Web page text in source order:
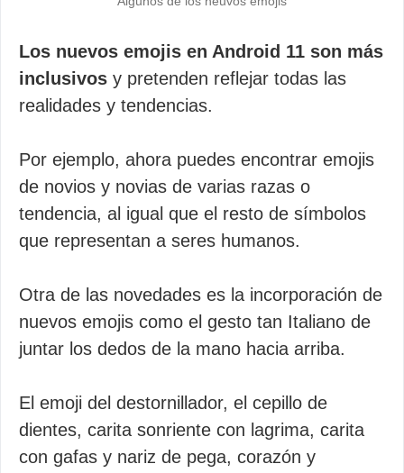
Los nuevos emojis en Android 11 son más
inclusivos y pretenden reflejar todas las
realidades y tendencias.
Por ejemplo, ahora puedes encontrar emojis
de novios y novias de varias razas o
tendencia, al igual que el resto de símbolos
que representan a seres humanos.
Otra de las novedades es la incorporación de
nuevos emojis como el gesto tan Italiano de
juntar los dedos de la mano hacia arriba.
El emoji del destornillador, el cepillo de
dientes, carita sonriente con lagrima, carita
con gafas y nariz de pega, corazón y